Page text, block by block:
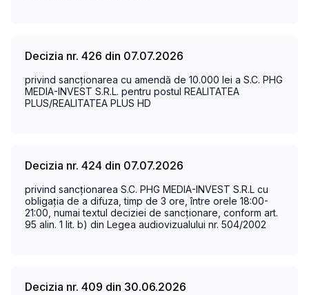
Decizia nr. 426 din 07.07.2026
privind sancționarea cu amendă de 10.000 lei a S.C. PHG
MEDIA-INVEST S.R.L. pentru postul REALITATEA
PLUS/REALITATEA PLUS HD
Decizia nr. 424 din 07.07.2026
privind sancționarea S.C. PHG MEDIA-INVEST S.R.L cu
obligația de a difuza, timp de 3 ore,între orele 18:00-
21:00 , numai textul deciziei de sancționare, conform art.
95 alin. 1 lit. b) din Legea audiovizualului nr. 504/2002
Decizia nr. 409 din 30.06.2026